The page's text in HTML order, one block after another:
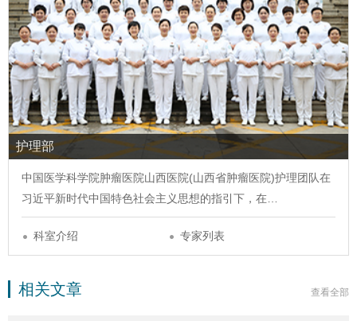
护理部
中国医学科学院肿瘤医院山西医院(山西省肿瘤医院)护理团队在
习近平新时代中国特色社会主义思想的指引下，在…
科室介绍 专家列表
查看全部
相关文章